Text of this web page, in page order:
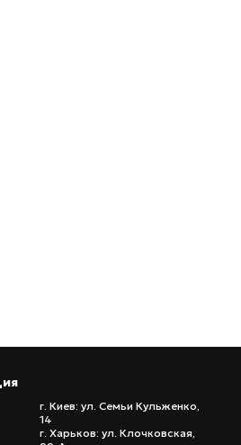
г. Киев: ул. Семьи Кульженко,
14
г. Харьков: ул. Клочковская,